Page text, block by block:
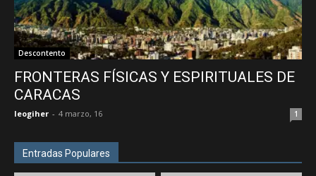
Descontento
FRONTERAS FÍSICAS Y ESPIRITUALES DE
CARACAS
leogiher - 4 marzo, 16 1
Entradas Populares